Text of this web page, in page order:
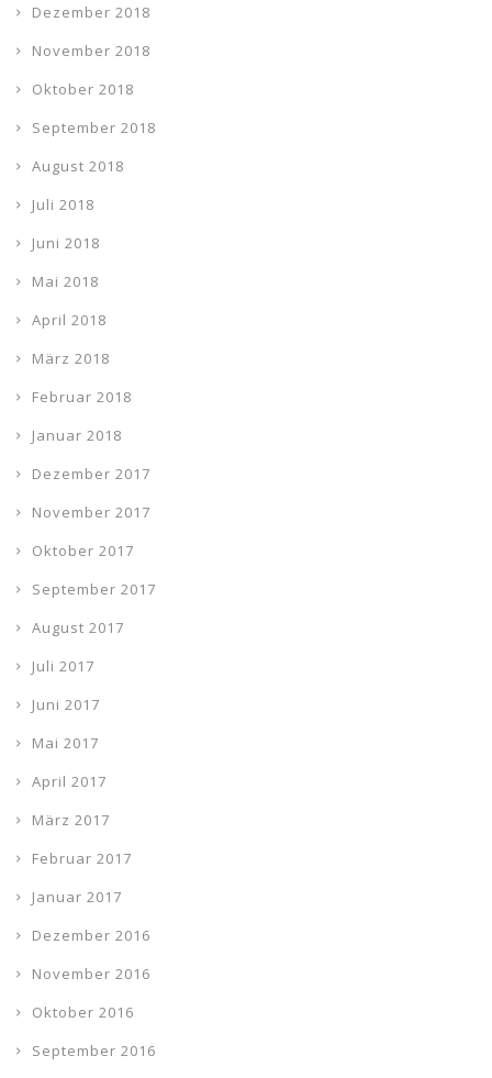
Dezember 2018
November 2018
Oktober 2018
September 2018
August 2018
Juli 2018
Juni 2018
Mai 2018
April 2018
März 2018
Februar 2018
Januar 2018
Dezember 2017
November 2017
Oktober 2017
September 2017
August 2017
Juli 2017
Juni 2017
Mai 2017
April 2017
März 2017
Februar 2017
Januar 2017
Dezember 2016
November 2016
Oktober 2016
September 2016